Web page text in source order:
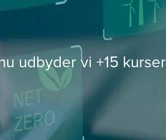
udbyder vi +15 kurser